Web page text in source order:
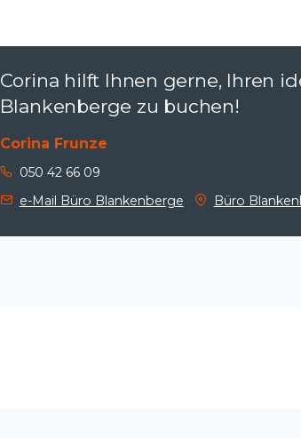
Corina hilft Ihnen gerne, Ihren
Blankenberge zu buchen!
Corina Frunze
050 42 66 09
e-Mail Büro Blankenberge
Büro